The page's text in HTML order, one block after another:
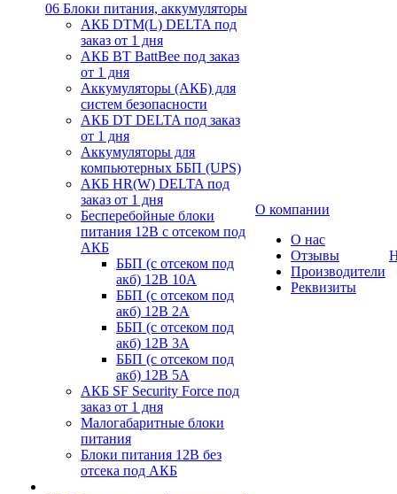
06 Блоки питания, аккумуляторы
АКБ DTM(L) DELTA под
заказ от 1 дня
АКБ BT BattBee под заказ
от 1 дня
Аккумуляторы (АКБ) для
систем безопасности
АКБ DT DELTA под заказ
от 1 дня
Аккумуляторы для
компьютерных ББП (UPS)
АКБ HR(W) DELTA под
заказ от 1 дня
Бесперебойные блоки
питания 12В с отсеком под
АКБ
ББП (с отсеком под
акб) 12В 10А
ББП (с отсеком под
акб) 12В 2А
ББП (с отсеком под
акб) 12В 3А
ББП (с отсеком под
акб) 12В 5А
АКБ SF Security Force под
заказ от 1 дня
Малогабаритные блоки
питания
Блоки питания 12В без
отсека под АКБ
О компании
О нас
Отзывы
Производители
Реквизиты